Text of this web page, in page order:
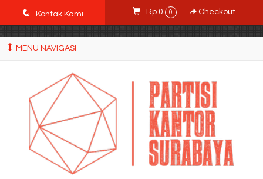
POWgW_CidIRh4HWyBRJVVZyqc0CP9mpkA8eE65rpyX0" />
q Kontak Kami Rp 0 0 Checkout
MENU NAVIGASI